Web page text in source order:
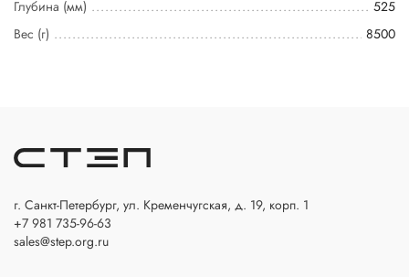
Глубина (мм)
525
Вес (г)
8500
г. Санкт-Петербург, ул. Кременчугская, д. 19, корп. 1
+7 981 735-96-63
sales@step.org.ru